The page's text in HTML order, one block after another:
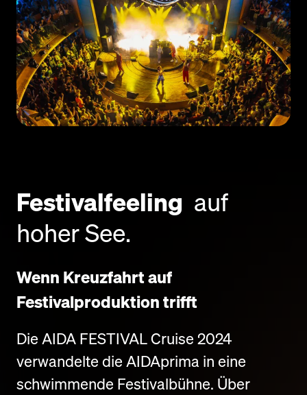
Festivalfeeling auf
hoher See.
Wenn Kreuzfahrt auf
Festivalproduktion trifft
Die AIDA FESTIVAL Cruise 2024
verwandelte die AIDAprima in eine
schwimmende Festivalbühne. Über